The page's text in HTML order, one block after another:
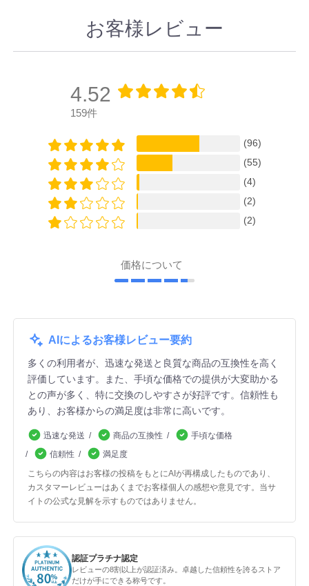
お客様レビュー
4.52
159件
(96)
(55)
(4)
(2)
(2)
価格について
AIによるお客様レビュー要約
多くの利用者が、迅速な発送と良質な商品の互換性を高く
評価しています。また、手頃な価格での提供が大変助かる
との声が多く、特に交換のしやすさが好評です。信頼性も
あり、お客様からの満足度は非常に高いです。
迅速な発送 商品の互換性
手頃な価格
信頼性
満足度
こちらの内容はお客様の投稿をもとにAIが再構成したものであり、
カスタマーレビューはあくまでお客様個人の感想や意見です。当サ
イトの公式な見解を示すものではありません。
認証プラチナ認定
レビューの8割以上が認証済み。卓越した信頼性を誇るストア
だけが手にできる称号です。